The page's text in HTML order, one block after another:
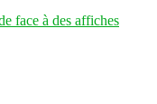
face à des affiches